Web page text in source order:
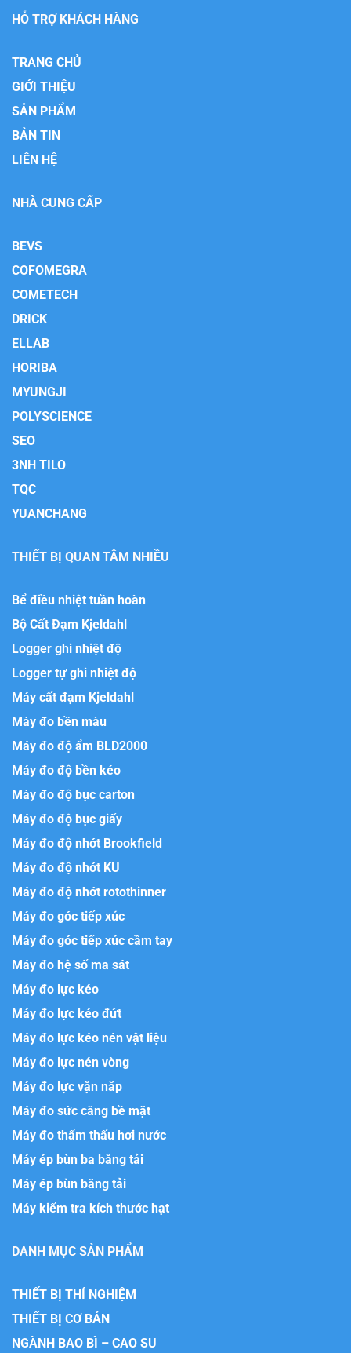
HỖ TRỢ KHÁCH HÀNG
TRANG CHỦ
GIỚI THIỆU
SẢN PHẨM
BẢN TIN
LIÊN HỆ
NHÀ CUNG CẤP
BEVS
COFOMEGRA
COMETECH
DRICK
ELLAB
HORIBA
MYUNGJI
POLYSCIENCE
SEO
3NH TILO
TQC
YUANCHANG
THIẾT BỊ QUAN TÂM NHIỀU
Bể điều nhiệt tuần hoàn
Bộ Cất Đạm Kjeldahl
Logger ghi nhiệt độ
Logger tự ghi nhiệt độ
Máy cất đạm Kjeldahl
Máy đo bền màu
Máy đo độ ẩm BLD2000
Máy đo độ bền kéo
Máy đo độ bục carton
Máy đo độ bục giấy
Máy đo độ nhớt Brookfield
Máy đo độ nhớt KU
Máy đo độ nhớt rotothinner
Máy đo góc tiếp xúc
Máy đo góc tiếp xúc cầm tay
Máy đo hệ số ma sát
Máy đo lực kéo
Máy đo lực kéo đứt
Máy đo lực kéo nén vật liệu
Máy đo lực nén vòng
Máy đo lực vặn nắp
Máy đo sức căng bề mặt
Máy đo thẩm thấu hơi nước
Máy ép bùn ba băng tải
Máy ép bùn băng tải
Máy kiểm tra kích thước hạt
DANH MỤC SẢN PHẨM
THIẾT BỊ THÍ NGHIỆM
THIẾT BỊ CƠ BẢN
NGÀNH BAO BÌ – CAO SU